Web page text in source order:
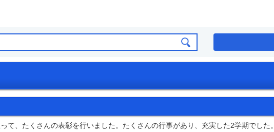
、たくさんの表彰を行いました。たくさんの行事があり、充実した2学期でした。